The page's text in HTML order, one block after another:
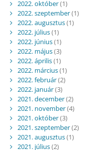
2022. október(1)
2022. szeptember(1)
2022. augusztus(1)
2022. július(1)
2022. június(1)
2022. május(3)
2022. április(1)
2022. március(1)
2022. február(2)
2022. január(3)
2021. december(2)
2021. november(4)
2021. október(3)
2021. szeptember(2)
2021. augusztus(1)
2021. július(2)